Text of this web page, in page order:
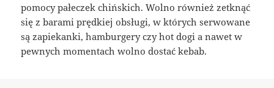
pomocy pałeczek chińskich. Wolno również zetknąć
się z barami prędkiej obsługi, w których serwowane
są zapiekanki, hamburgery czy hot dogi a nawet w
pewnych momentach wolno dostać kebab.